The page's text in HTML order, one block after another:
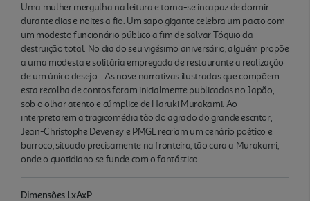
Uma mulher mergulha na leitura e torna-se incapaz de dormir
durante dias e noites a fio. Um sapo gigante celebra um pacto com
um modesto funcionário público a fim de salvar Tóquio da
destruição total. No dia do seu vigésimo aniversário, alguém propõe
a uma modesta e solitária empregada de restaurante a realização
de um único desejo... As nove narrativas ilustradas que compõem
esta recolha de contos foram inicialmente publicadas no Japão,
sob o olhar atento e cúmplice de Haruki Murakami. Ao
interpretarem a tragicomédia tão do agrado do grande escritor,
Jean-Christophe Deveney e PMGL recriam um cenário poético e
barroco, situado precisamente na fronteira, tão cara a Murakami,
onde o quotidiano se funde com o fantástico.
Dimensões LxAxP